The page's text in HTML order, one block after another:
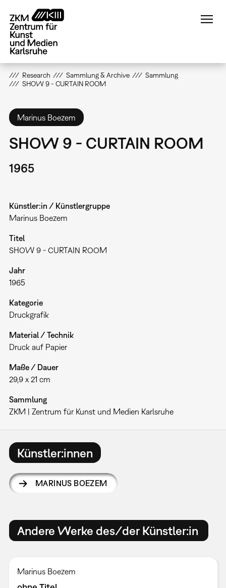
zum
Inhalt
Research Sammlung & Archive
Sammlung
SHOW 9 - CURTAIN ROOM
Marinus Boezem
SHOW 9 - CURTAIN ROOM
1965
Künstler:in / Künstlergruppe
Marinus Boezem
Titel
SHOW 9 - CURTAIN ROOM
Jahr
1965
Kategorie
Druckgrafik
Material / Technik
Druck auf Papier
Maße / Dauer
29,9 x 21 cm
Sammlung
ZKM | Zentrum für Kunst und Medien Karlsruhe
Künstler:innen
MARINUS BOEZEM
Andere Werke des/der Künstler:in
Marinus Boezem